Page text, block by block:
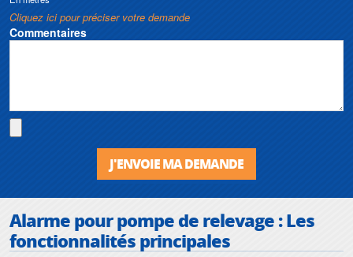
Cliquez ici pour préciser votre demande
Commentaires
J'ENVOIE MA DEMANDE
Alarme pour pompe de relevage : Les
fonctionnalités principales